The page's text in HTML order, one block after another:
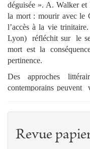
déguisée ». A. Walker et
la mort : mourir avec le
l’accès à la vie
Lyon) réfléchit sur le
mort est la
pertinence.
Des approches
contemporains peuvent
professeur à
littérature française de
recteur émérite de
Revue